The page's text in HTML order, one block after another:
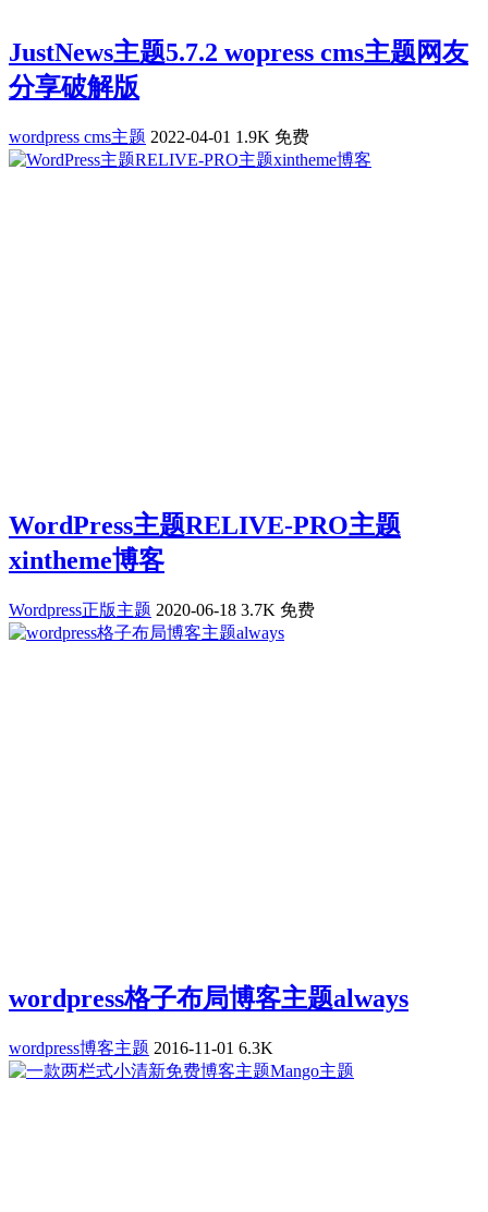
JustNews主题5.7.2 wopress cms主题网友
分享破解版
wordpress cms主题 2022-04-01 1.9K 免费
WordPress主题RELIVE-PRO主题
xintheme博客
Wordpress正版主题 2020-06-18 3.7K 免费
wordpress格子布局博客主题always
wordpress博客主题 2016-11-01 6.3K